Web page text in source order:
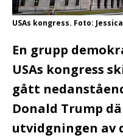
USAs kongress. Foto:
En grupp
USAs kongress
gått
Donald Trump
utvidgningen av